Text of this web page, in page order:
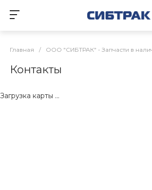
Главная / ООО "СИБТРАК" - Запчасти в
Контакты
Загрузка карты ...